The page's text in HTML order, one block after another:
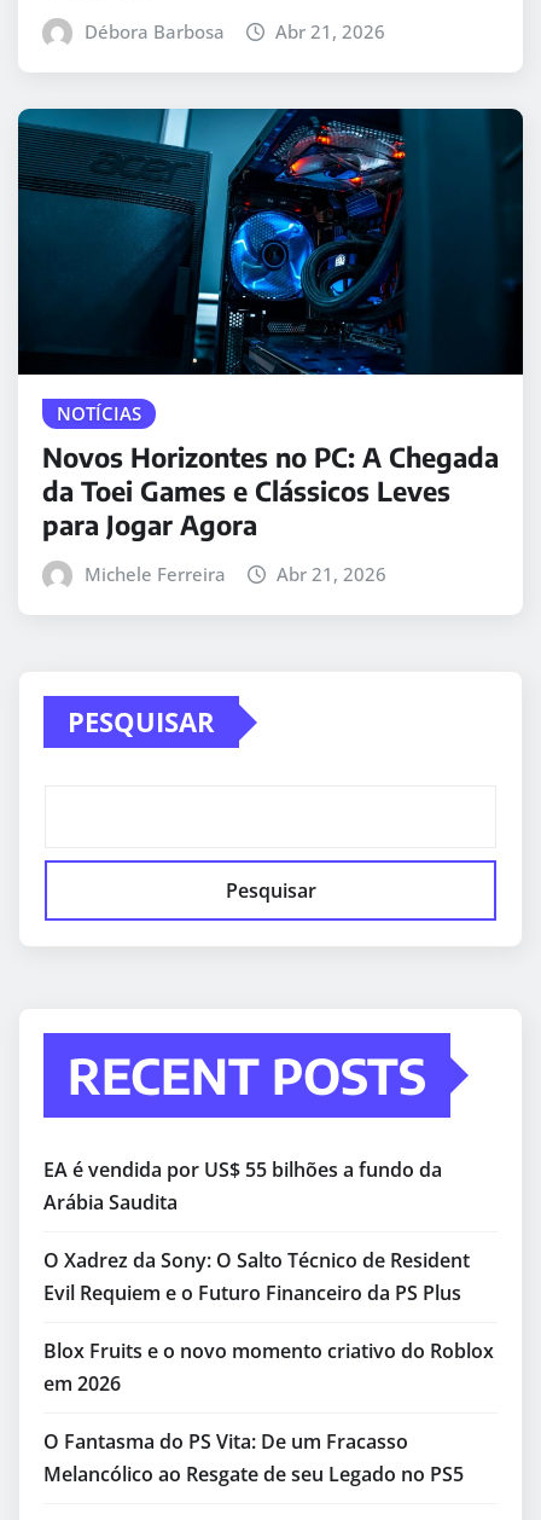
Débora Barbosa Abr 21, 2026
NOTÍCIAS
Novos Horizontes no PC: A Chegada
da Toei Games e Clássicos Leves
para Jogar Agora
Michele Ferreira Abr 21, 2026
PESQUISAR
Pesquisar
RECENT POSTS
EA é vendida por US$ 55 bilhões a fundo da
Arábia Saudita
O Xadrez da Sony: O Salto Técnico de Resident
Evil Requiem e o Futuro Financeiro da PS Plus
Blox Fruits e o novo momento criativo do Roblox
em 2026
O Fantasma do PS Vita: De um Fracasso
Melancólico ao Resgate de seu Legado no PS5